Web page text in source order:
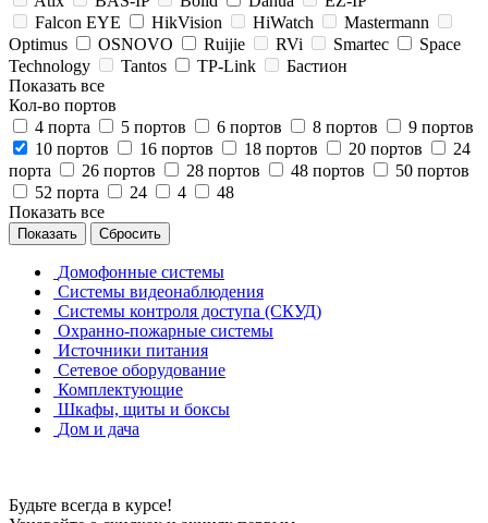
Falcon EYE
HikVision HiWatch
Mastermann
Optimus
OSNOVO Ruijie RVi Smartec
Space
Technology
Tantos TP-Link
Бастион
Показать все
Кол-во портов
4 порта
5 портов 6 портов 8 портов
9 портов
10 портов
16 портов 18 портов 20 портов
24
порта
26 портов 28 портов 48 портов
50 портов
52 порта
24 4
48
Показать все
Сбросить
Домофонные системы
Системы видеонаблюдения
Системы контроля доступа (СКУД)
Охранно-пожарные системы
Источники питания
Сетевое оборудование
Комплектующие
Шкафы, щиты и боксы
Дом и дача
Будьте всегда в курсе!